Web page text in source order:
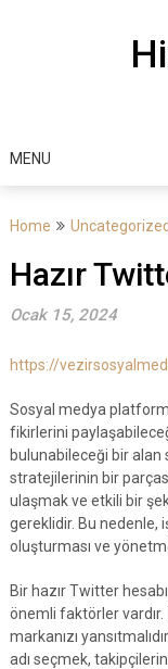
MENU
Home Uncategorized
Hazır
Ocak 15, 2024
https://
Sosyal medya
fikirlerini
bulunabileceği bir
stratejilerinin bir
ulaşmak ve etkili bir
gereklidir. Bu nedenle,
oluşturması ve
Bir hazır Twitter
önemli faktörler vardır.
markanızı
adı seçmek,